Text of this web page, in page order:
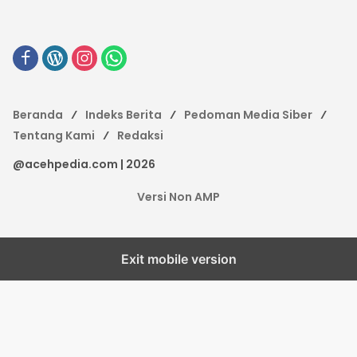
Beranda Indeks Berita
Pedoman Media Siber
Tentang Kami
Redaksi
@acehpedia.com | 2026
Versi Non AMP
Exit mobile version